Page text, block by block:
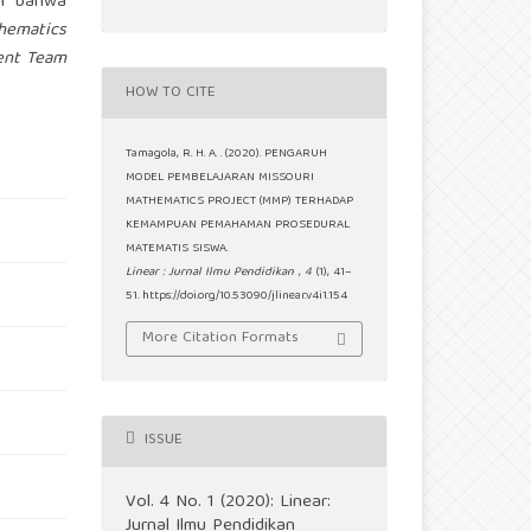
Team
HOW TO CITE
Tamagola, R. H. A. . (2020). PENGARUH
MODEL PEMBELAJARAN MISSOURI
MATHEMATICS PROJECT (MMP) TERHADAP
KEMAMPUAN PEMAHAMAN PROSEDURAL
MATEMATIS SISWA.
Linear : Jurnal Ilmu Pendidikan , 4 (1), 41–
51. https://doi.org/10.53090/jlinear.v4i1.154
More Citation Formats
ISSUE
Vol. 4 No. 1 (2020): Linear: